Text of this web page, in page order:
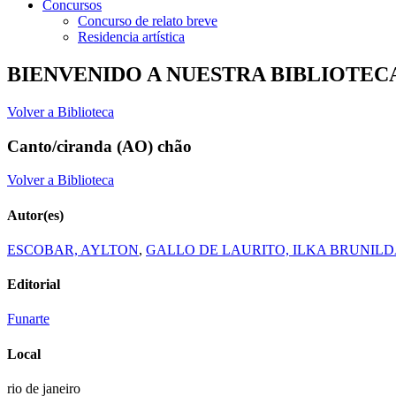
Concursos
Concurso de relato breve
Residencia artística
BIENVENIDO A NUESTRA
Volver a Biblioteca
Canto/ciranda (AO) chão
Volver a Biblioteca
Autor(es)
ESCOBAR, AYLTON, GALLO DE LAURITO, ILKA
Editorial
Funarte
Local
rio de janeiro